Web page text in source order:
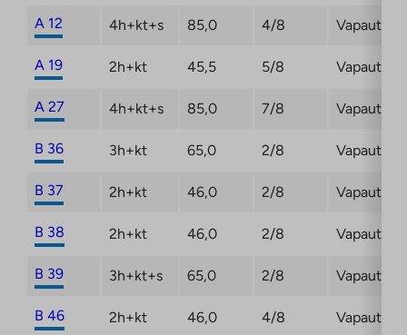
A 12 4h+kt+s 85,0 4/8
A 19 2h+kt 45,5 5/8
A 27 4h+kt+s 85,0 7/8
B 36 3h+kt 65,0 2/8
B 37 2h+kt 46,0 2/8
B 38 2h+kt 46,0 2/8
B 39 3h+kt+s 65,0 2/8
B 46 2h+kt 46,0 4/8